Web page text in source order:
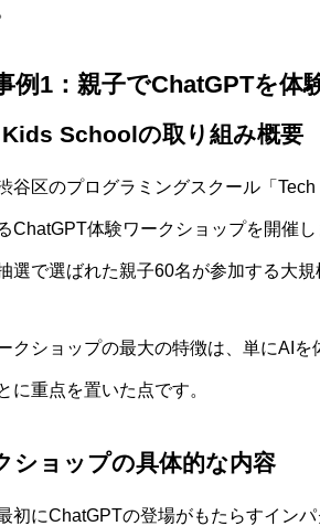
例1：親子でChatGPTを体
Schoolの取り組み概要
谷区のプログラミングスクール「
ChatGPT体験ワークショップを開催
選で選ばれた親子60名が参加する大規
クショップの最大の特徴は、単にAI
に重点を置いた点です。
ショップの具体的な内容
初にChatGPTの登場がもたらすイン